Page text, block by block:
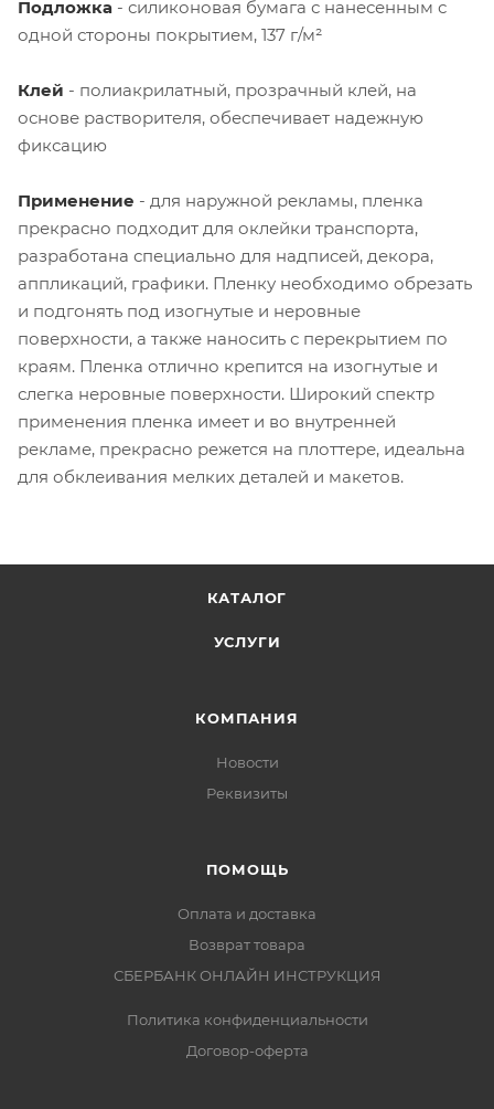
Подложка - силиконовая бумага с нанесенным с
одной стороны покрытием, 137 г/м²
Клей - полиакрилатный, прозрачный клей, на
основе растворителя, обеспечивает надежную
фиксацию
Применение - для наружной рекламы, пленка
прекрасно подходит для оклейки транспорта,
разработана специально для надписей, декора,
аппликаций, графики. Пленку необходимо обрезать
и подгонять под изогнутые и неровные
поверхности, а также наносить с перекрытием по
краям. Пленка отлично крепится на изогнутые и
слегка неровные поверхности. Широкий спектр
применения пленка имеет и во внутренней
рекламе, прекрасно режется на плоттере, идеальна
для обклеивания мелких деталей и макетов.
КАТАЛОГ
УСЛУГИ
КОМПАНИЯ
Новости
Реквизиты
ПОМОЩЬ
Оплата и доставка
Возврат товара
СБЕРБАНК ОНЛАЙН ИНСТРУКЦИЯ
Политика конфиденциальности
Договор-оферта